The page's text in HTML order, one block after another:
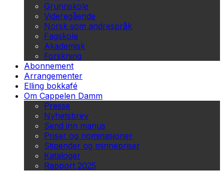
Grunnskole
Videregående
Norsk som andrespråk
Fagskole
Akademisk
Forskning
Abonnement
Arrangementer
Elling bokkafé
Om Cappelen Damm
Presse
Nyhetsbrev
Send inn manus
Priser og nominasjoner
Stipender og minnepriser
Kataloger
Rapport 2025